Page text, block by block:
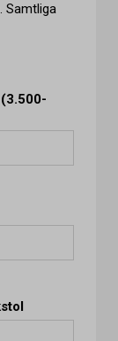
Samtliga